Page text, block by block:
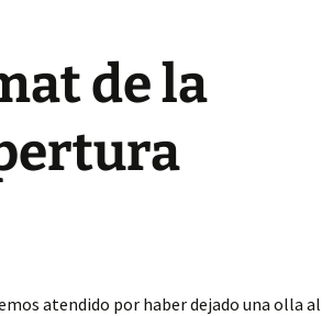
de la
atendido por haber dejado una olla al